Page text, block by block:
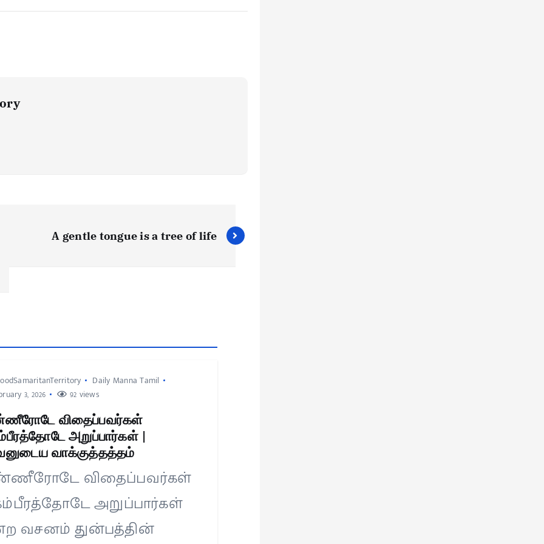
A gentle tongue is a tree of life
Daily Manna Tamil
3, 2026
92 views
விதைப்பவர்கள்
அறுப்பார்கள் |
வாக்குத்தத்தம்
விதைப்பவர்கள்
அறுப்பார்கள்
வசனம் துன்பத்தின்